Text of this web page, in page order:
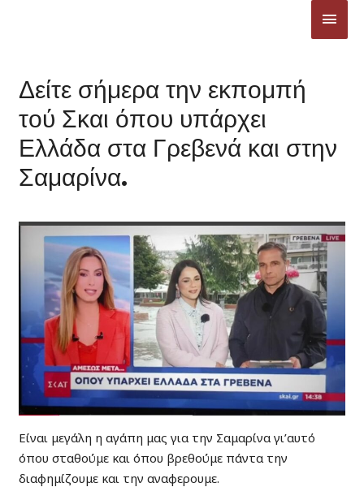
Δείτε σήμερα την εκπομπή
τού Σκαι όπου υπάρχει
Ελλάδα στα Γρεβενά και στην
Σαμαρίνα.
Είναι μεγάλη η αγάπη μας για την Σαμαρίνα γι’αυτό
όπου σταθούμε και όπου βρεθούμε πάντα την
διαφημίζουμε και την αναφερουμε.